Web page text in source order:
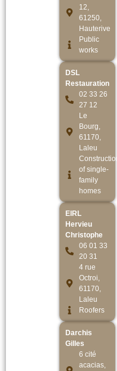
12,
61250,
Hauterive
Public
works
DSL
Restauration
02 33 26
27 12
Le
Bourg,
61170,
Laleu
Construction
of single-
family
homes
EIRL
Hervieu
Christophe
06 01 33
20 31
4 rue
Octroi,
61170,
Laleu
Roofers
Darchis
Gilles
6 cité
acacias,